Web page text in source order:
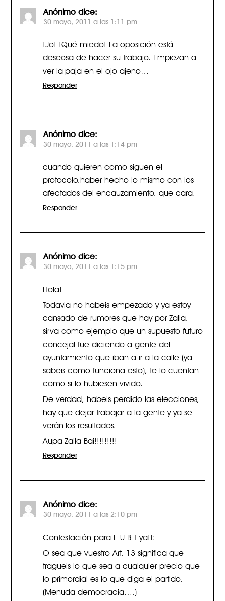
Anónimo dice:
30 mayo, 2011 a las 1:11 pm
¡Jo¡ !Qué miedo! La oposición está
deseosa de hacer su trabajo. Empiezan a
ver la paja en el ojo ajeno…
Responder
Anónimo dice:
30 mayo, 2011 a las 1:14 pm
cuando quieren como siguen el
protocolo,haber hecho lo mismo con los
afectados del encauzamiento, que cara.
Responder
Anónimo dice:
30 mayo, 2011 a las 1:15 pm
Hola!
Todavia no habeis empezado y ya estoy
cansado de rumores que hay por Zalla,
sirva como ejemplo que un supuesto futuro
concejal fue diciendo a gente del
ayuntamiento que iban a ir a la calle (ya
sabeis como funciona esto), te lo cuentan
como si lo hubiesen vivido.
De verdad, habeis perdido las elecciones,
hay que dejar trabajar a la gente y ya se
verán los resultados.
Aupa Zalla Bai!!!!!!!!!
Responder
Anónimo dice:
30 mayo, 2011 a las 2:10 pm
Contestación para E U B T ya!!:
O sea que vuestro Art. 13 significa que
tragueis lo que sea a cualquier precio que
lo primordial es lo que diga el partido.
(Menuda democracia….)